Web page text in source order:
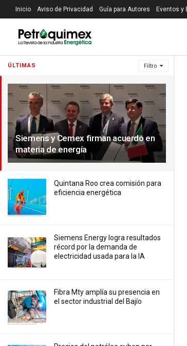
ÚLTIMAS Filtro
Siemens y Cemex firman acuerdo en
materia de energía
Quintana Roo crea comisión para
eficiencia energética
Siemens Energy logra resultados
récord por la demanda de
electricidad usada para la IA
Fibra Mty amplía su presencia en
el sector industrial del Bajío
Inicio Aviso de Privacidad Guía para Autores Eventos y